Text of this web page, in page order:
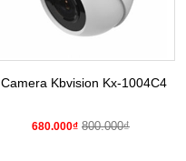
Camera Kbvision Kx-1004C4
680.000₫ 800.000₫